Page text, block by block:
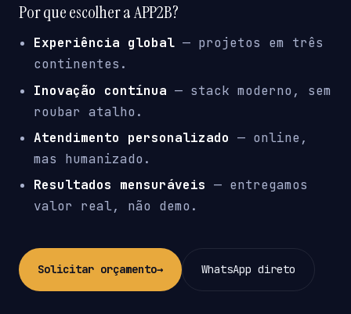
Por que escolher a APP2B?
Experiência global — projetos em três
continentes.
Inovação contínua — stack moderno, sem
roubar atalho.
Atendimento personalizado — online,
mas humanizado.
Resultados mensuráveis — entregamos
valor real, não demo.
Solicitar orçamento→ WhatsApp direto